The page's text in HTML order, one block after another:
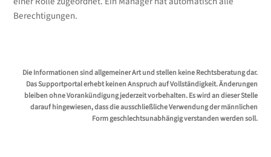
Berechtigungen.
Die Informationen sind allgemeiner Art und stellen keine Rechtsberatung dar.
Das Supportportal erhebt keinen Anspruch auf Vollständigkeit. Änderungen
bleiben ohne Vorankündigung jederzeit vorbehalten. Es wird an dieser Stelle
darauf hingewiesen, dass die ausschließliche Verwendung der männlichen
Form geschlechtsunabhängig verstanden werden soll.